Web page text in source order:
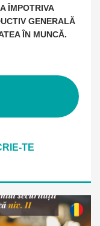
ÎMPOTRIVA
GENERALĂ
ÎN MUNCĂ.
TE